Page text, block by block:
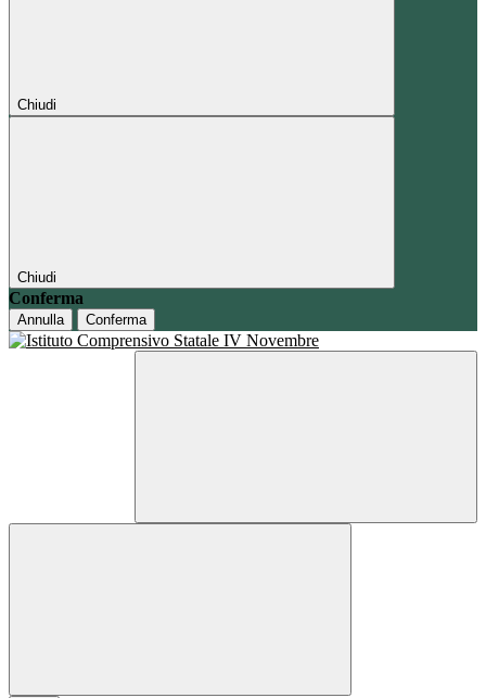
Chiudi
Chiudi
Conferma
Annulla Conferma